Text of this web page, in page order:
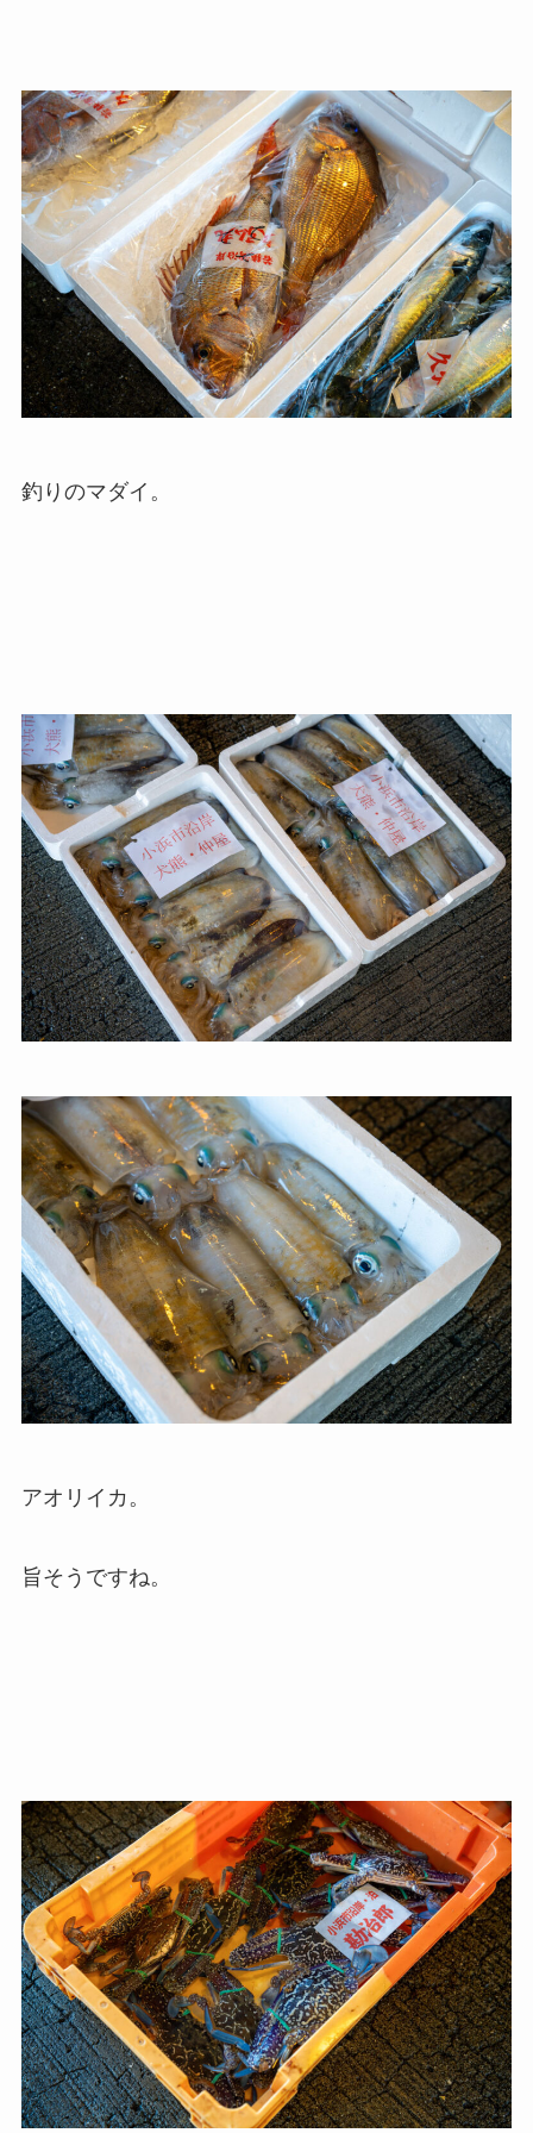
釣りのマダイ。
アオリイカ。
旨そうですね。